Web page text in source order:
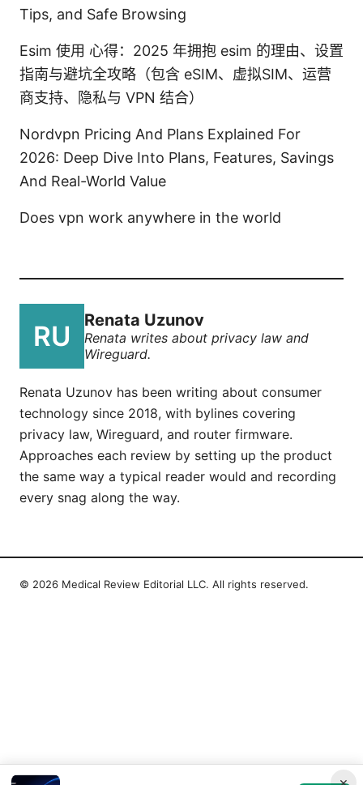
Tips, and Safe Browsing
Esim 使用 心得：2025 年拥抱 esim 的理由、设置
指南与避坑全攻略（包含 eSIM、虚拟SIM、运营
商支持、隐私与 VPN 结合）
Nordvpn Pricing And Plans Explained For
2026: Deep Dive Into Plans, Features, Savings
And Real-World Value
Does vpn work anywhere in the world
Renata Uzunov
Renata writes about privacy law and
Wireguard.
Renata Uzunov has been writing about consumer
technology since 2018, with bylines covering
privacy law, Wireguard, and router firmware.
Approaches each review by setting up the product
the same way a typical reader would and recording
every snag along the way.
© 2026 Medical Review Editorial LLC. All rights reserved.